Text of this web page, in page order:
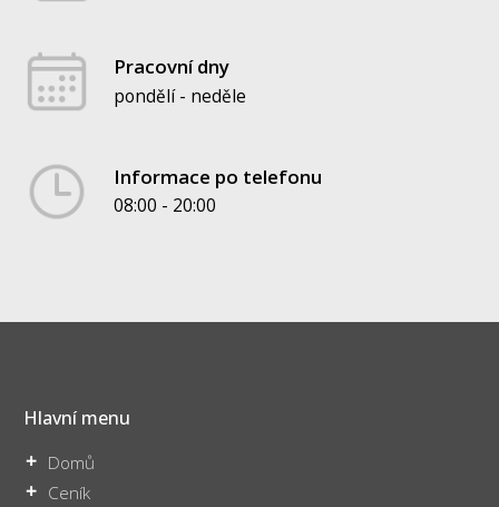
Pracovní dny
pondělí - neděle
Informace po telefonu
08:00 - 20:00
Hlavní menu
Domů
Ceník